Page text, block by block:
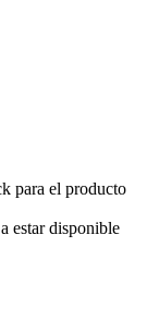
para el producto
estar disponible